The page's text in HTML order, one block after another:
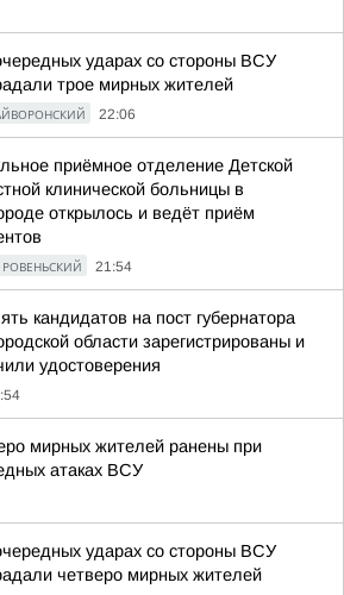
ударах со стороны ВСУ
трое мирных жителей
22:06
приёмное отделение Детской
клинической больницы в
открылось и ведёт приём
РОВЕНЬСКИЙ 21:54
кандидатов на пост губернатора
области зарегистрированы и
удостоверения
мирных жителей ранены при
атаках ВСУ
ударах со стороны ВСУ
четверо мирных жителей